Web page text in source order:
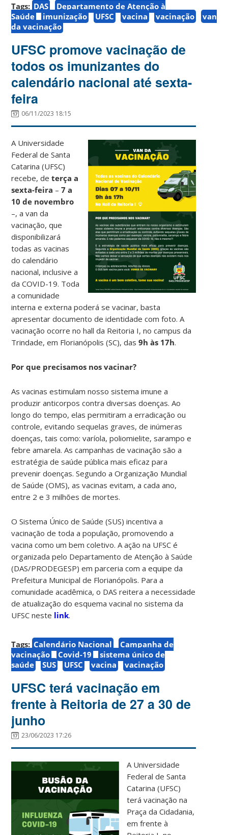
Tags: DAS
Departamento de Atenção à
Saúde
imunização UFSC vacina vacinação
van
da vacinação
UFSC promove vacinação de
todos os imunizantes do
calendário nacional até sexta-
feira
06/11/2023 18:15
A Universidade
Federal de Santa
Catarina (UFSC)
recebe, deterça a
sexta-feira –7 a
10 de novembro
–, a van da
vacinação, que
disponibilizará
todas as vacinas
do calendário
nacional, inclusive a
da COVID-19. Toda
a comunidade
interna e externa poderá se vacinar, basta
apresentar documento de identidade com foto. A
vacinação ocorre no hall da Reitoria I, no campus da
Trindade, em Florianópolis (SC), das9h às 17h.
Por que precisamos nos vacinar?
As vacinas estimulam nosso sistema imune a
produzir anticorpos contra diversas doenças. Ao
longo do tempo, elas permitiram a erradicação ou
controle, evitando sequelas graves, de inúmeras
doenças, tais como: varíola, poliomielite, sarampo e
febre amarela. As campanhas de vacinação são a
estratégia de saúde pública mais eficaz para
prevenir doenças. Segundo a Organização Mundial
de Saúde (OMS), as vacinas evitam, a cada ano,
entre 2 e 3 milhões de mortes.
O Sistema Único de Saúde (SUS) incentiva a
vacinação de toda a população, promovendo a
vacina como um bem coletivo. A ação na UFSC é
organizada pelo Departamento de Atenção à Saúde
(DAS/PRODEGESP) em parceria com a equipe da
Prefeitura Municipal de Florianópolis. Para a
comunidade acadêmica, o DAS reitera a necessidade
de atualização do esquema vacinal no sistema da
UFSC neste link.
Tags: Calendário Nacional
Campanha de
vacinação
Covid-19
sistema único de
saúde
SUS UFSC vacina vacinação
UFSC terá vacinação em
frente à Reitoria de 27 a 30 de
junho
23/06/2023 17:26
A Universidade
Federal de Santa
Catarina (UFSC)
terá vacinação na
Praça da Cidadania,
em frente à